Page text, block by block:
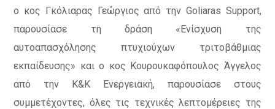
ο κος Γκόλιαρας Γεώργιος από την Goliaras Support,
παρουσίασε τη δράση «Ενίσχυση της
αυτοαπασχόλησης πτυχιούχων τριτοβάθμιας
εκπαίδευσης» και ο κος Κουρουκαφόπουλος Άγγελος
από την Κ&Κ Ενεργειακή, παρουσίασε στους
συμμετέχοντες, όλες τις τεχνικές λεπτομέρειες της